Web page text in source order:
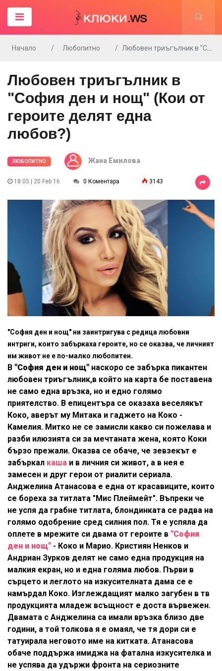
Начало Любопитно Любовен триъгълник в "София ден и нощ" (Кои от героите делят една любов?)
Любовен триъгълник в
"София ден и нощ" (Кои от
героите делят една
любов?)
ЛЮБОПИТНО Жана Емилова
18:05 | 20 Feb 16 0 Коментара 3143
"София ден и нощ" ни заинтригува с редица любовни
интриги, които забъркаха героите, но се оказва, че личният
им живот не е по-малко любопитен.
В "София ден и нощ" наскоро се забърка пикантен
любовен триъгълник,в който на карта бе поставена
не само една връзка, но и едно голямо
приятелство. В епицентъра се оказаха веселякът
Коко, аверът му Митака и гаджето на Коко -
Камелия. Митко не се замисли какво си пожелава и
разби илюзията си за мечтаната жена, която Коки
бързо прежали. Оказва се обаче, че зевзекът е
забъркал каша и в личния си живот, а в нея е
замесен и друг герои от риалити сериала.
Анджелина Атанасова е една от красавиците, които
се бореха за титлата "Мис Плеймейт". Въпреки че
не успя да грабне титлата, блондинката се радва на
голямо одобрение сред силния пол. Тя е успяла да
оплете в мрежите си двама от героите в "София
ден и нощ" - Коко и Марио. Кристиян Ненков и
Андриан Зурков делят не само една продукция на
малкия екран, но и една голяма любов. Първи в
сърцето и леглото на изкусителната дама се е
намърдал Коко. Изглеждащият малко загубен в тв
продукцията младеж всъщност е доста вървежен.
Двамата с Анджелина са имали връзка близо две
години, а той толкова я е омаял, че тя дори си е
татуирала неговото име на китката. Атанасова
обаче поддържа имиджа на фатална изкусителка и
не успява да удържи фронта на сериозните